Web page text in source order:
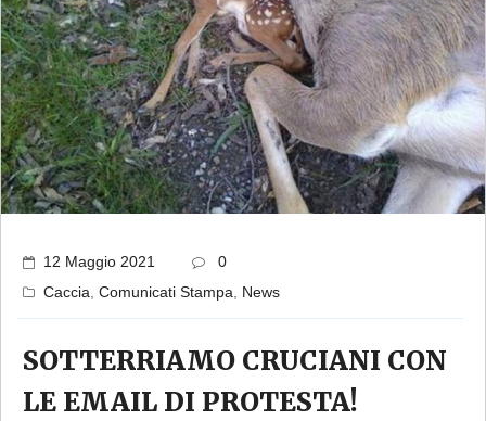
12 Maggio 2021
0
Caccia Comunicati Stampa News
SOTTERRIAMO CRUCIANI CON
LE EMAIL DI PROTESTA!